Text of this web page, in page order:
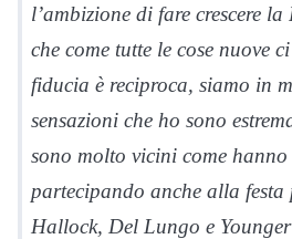
l’ambizione di fare crescere
che come tutte le cose nuove
fiducia è reciproca, siamo in
sensazioni che ho sono
sono molto vicini come
partecipando anche alla festa
Hallock, Del Lungo e